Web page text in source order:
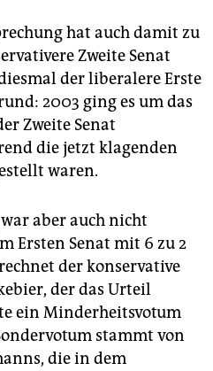
hat auch damit zu
Zweite Senat
der liberalere Erste
2003 ging es um das
Zweite Senat
die jetzt klagenden
waren.
aber auch nicht
Ersten Senat mit 6 zu 2
der konservative
der das Urteil
ein Minderheitsvotum
stammt von
die in dem